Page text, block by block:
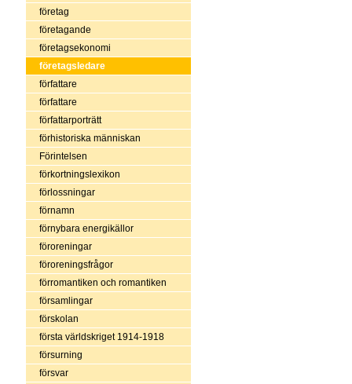
företag
företagande
företagsekonomi
företagsledare
författare
författare
författarporträtt
förhistoriska människan
Förintelsen
förkortningslexikon
förlossningar
förnamn
förnybara energikällor
föroreningar
föroreningsfrågor
förromantiken och romantiken
församlingar
förskolan
första världskriget 1914-1918
försurning
försvar